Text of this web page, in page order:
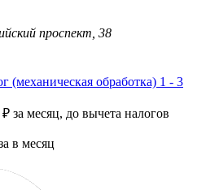
проспект, 38
(механическая обработка) 1 - 3
₽ за месяц, до вычета налогов
в месяц